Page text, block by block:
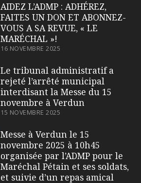
AIDEZ L’ADMP : ADHÉREZ,
FAITES UN DON ET ABONNEZ-
VOUS A SA REVUE, « LE
MARÉCHAL »!
16 NOVEMBRE 2025
Le tribunal administratif a
rejeté l’arrêté municipal
interdisant la Messe du 15
novembre à Verdun
15 NOVEMBRE 2025
Messe à Verdun le 15
novembre 2025 à 10h45
organisée par l’ADMP pour le
Maréchal Pétain et ses soldats,
et suivie d’un repas amical